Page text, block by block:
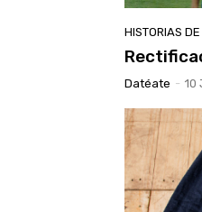
HISTORIAS
Datéate - 10